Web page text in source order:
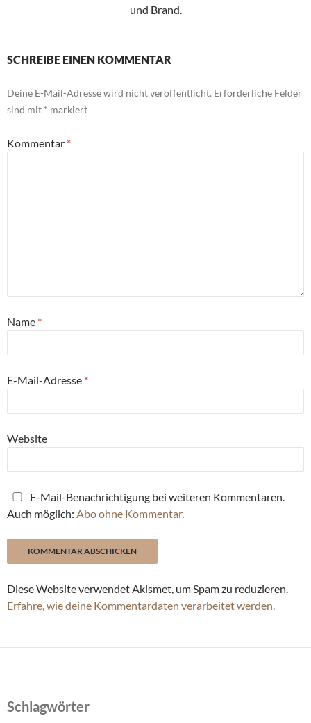
und Brand.
SCHREIBE EINEN KOMMENTAR
Deine E-Mail-Adresse wird nicht veröffentlicht. Erforderliche Felder
sind mit * markiert
Kommentar *
Name *
E-Mail-Adresse *
Website
E-Mail-Benachrichtigung bei weiteren Kommentaren.
Auch möglich: Abo ohne Kommentar.
Diese Website verwendet Akismet, um Spam zu reduzieren.
Erfahre, wie deine Kommentardaten verarbeitet werden.
Schlagwörter